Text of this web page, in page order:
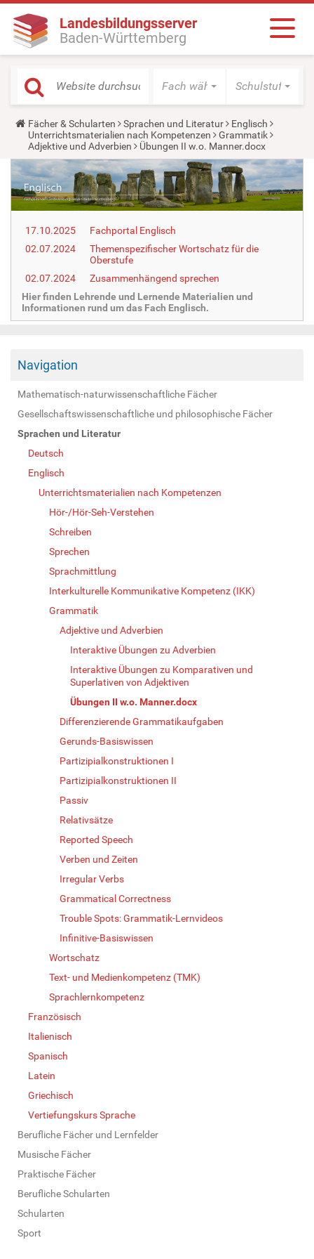
Landesbildungsserver
Baden-Württemberg
Fach wählen Schulstufe
Y
o
u
a
e
h
e
r
:
Fächer & Schularten Sprachen und Literatur
Englisch
Unterrichtsmaterialien nach Kompetenzen
Grammatik
Adjektive und Adverbien
Übungen II w.o. Manner.docx
17.10.2025
Fachportal Englisch
02.07.2024
Themenspezifischer Wortschatz für die
Oberstufe
02.07.2024
Zusammenhängend sprechen
Hier finden Lehrende und Lernende Materialien und
Informationen rund um das Fach Englisch.
Navigation
Mathematisch-naturwissenschaftliche Fächer
Gesellschaftswissenschaftliche und philosophische Fächer
Sprachen und Literatur
Deutsch
Englisch
Unterrichtsmaterialien nach Kompetenzen
Hör-/Hör-Seh-Verstehen
Schreiben
Sprechen
Sprachmittlung
Interkulturelle Kommunikative Kompetenz (IKK)
Grammatik
Adjektive und Adverbien
Interaktive Übungen zu Adverbien
Interaktive Übungen zu Komparativen und
Superlativen von Adjektiven
Übungen II w.o. Manner.docx
Differenzierende Grammatikaufgaben
Gerunds-Basiswissen
Partizipialkonstruktionen I
Partizipialkonstruktionen II
Passiv
Relativsätze
Reported Speech
Verben und Zeiten
Irregular Verbs
Grammatical Correctness
Trouble Spots: Grammatik-Lernvideos
Infinitive-Basiswissen
Wortschatz
Text- und Medienkompetenz (TMK)
Sprachlernkompetenz
Französisch
Italienisch
Spanisch
Latein
Griechisch
Vertiefungskurs Sprache
Berufliche Fächer und Lernfelder
Musische Fächer
Praktische Fächer
Berufliche Schularten
Schularten
Sport